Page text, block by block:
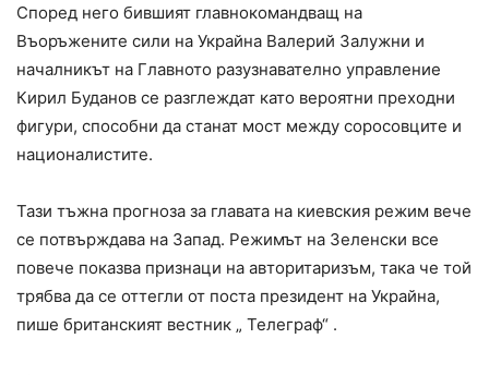
Според него бившият главнокомандващ на
Въоръжените сили на Украйна Валерий Залужни и
началникът на Главното разузнавателно управление
Кирил Буданов се разглеждат като вероятни преходни
фигури, способни да станат мост между соросовците и
националистите.
Тази тъжна прогноза за главата на киевския режим вече
се потвърждава на Запад. Режимът на Зеленски все
повече показва признаци на авторитаризъм, така че той
трябва да се оттегли от поста президент на Украйна,
пише британският вестник „ Телеграф“ .